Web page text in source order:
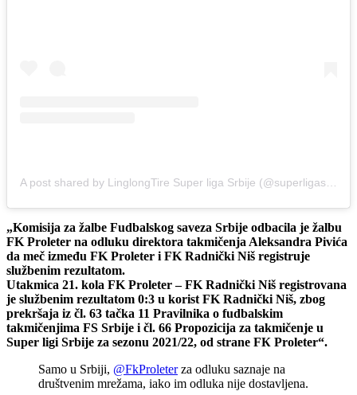
„Komisija za žalbe Fudbalskog saveza Srbije odbacila je žalbu
FK Proleter na odluku direktora takmičenja Aleksandra Pivića
da meč između FK Proleter i FK Radnički Niš registruje
službenim rezultatom.
Utakmica 21. kola FK Proleter – FK Radnički Niš registrovana
je službenim rezultatom 0:3 u korist FK Radnički Niš, zbog
prekršaja iz čl. 63 tačka 11 Pravilnika o fudbalskim
takmičenjima FS Srbije i čl. 66 Propozicija za takmičenje u
Super ligi Srbije za sezonu 2021/22, od strane FК Proleter“.
Samo u Srbiji, @FkProleterza odluku saznaje na
društvenim mrežama, iako im odluka nije dostavljena.